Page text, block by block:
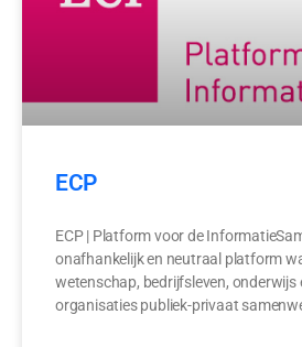
ECP
ECP | Platform voor de
onafhankelijk en neutraal platform
wetenschap, bedrijfsleven,
organisaties publiek-privaat